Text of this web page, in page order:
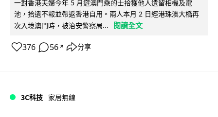
一對香港夫婦今年 5 月遊澳門乘的士拾獲他人遺留相機及電
池，拾遺不報並帶返香港自用。兩人本月 2 日經港珠澳大橋再
次入境澳門時，被治安警察局...
閱讀全文
376 56 ↗ 分享
3C科技 家居無線